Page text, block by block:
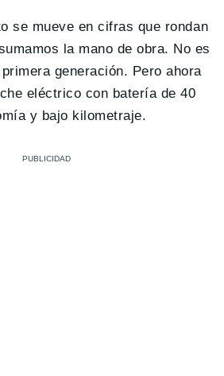
se mueve en cifras que rondan
la mano de obra. No es
generación. Pero ahora
eléctrico con batería de 40
y bajo kilometraje.